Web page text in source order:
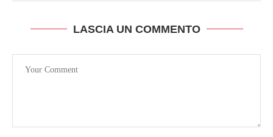
LASCIA UN COMMENTO